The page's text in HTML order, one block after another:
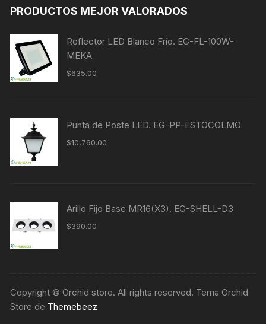
PRODUCTOS MEJOR VALORADOS
Reflector LED Blanco Frío. EG-FL-100W-
MEKA
$635.00
Punta de Poste LED. EG-PP-ESTOCOLMO
$10,760.00
Arillo Fijo Base MR16(X3). EG-SHELL-D3
$390.00
Copyright © Orchid store. All rights reserved. Tema Orchid
Store de Themebeez